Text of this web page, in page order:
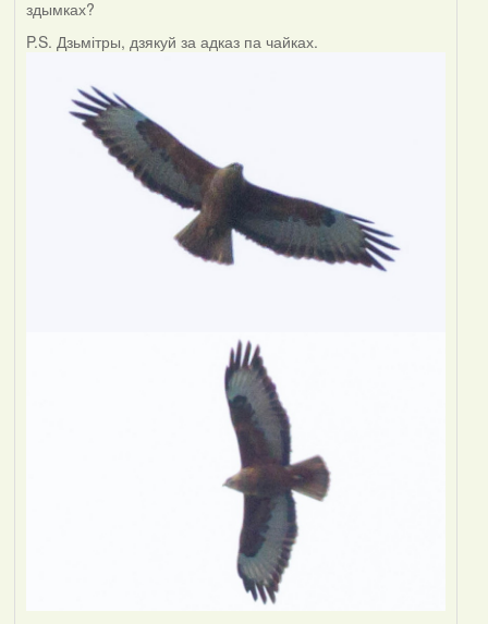
здымках?
P.S. Дзьмітры, дзякуй за адказ па чайках.